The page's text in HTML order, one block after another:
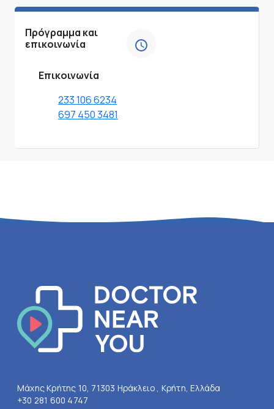
Πρόγραμμα και
επικοινωνία
Επικοινωνία
233 106 6234
697 450 3481
Μάχης Κρήτης 10, 71303 Ηράκλειο , Κρήτη, Ελλάδα
+30 281 600 4747